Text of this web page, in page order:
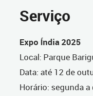
Serviço
Expo Índia 2025
Local: Parque
Data: até 12 de
Horário: segunda